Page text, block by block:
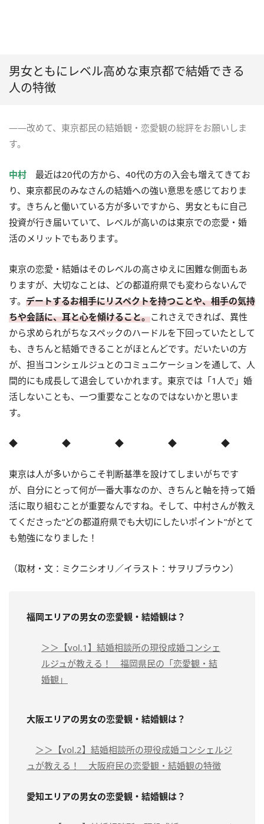
男女ともにレベル高めな東京都で結婚できる
人の特徴
――改めて、東京都民の結婚観・恋愛観の総評をお願いしま
す。
中村 最近は20代の方から、40代の方の入会も増えてきてお
り、東京都民のみなさんの結婚への強い意思を感じておりま
す。きちんと働いている方が多いですから、男女ともに自己
投資が行き届いていて、レベルが高いのは東京での恋愛・婚
活のメリットでもあります。
東京の恋愛・結婚はそのレベルの高さゆえに困難な側面もあ
りますが、大切なことは、どの都道府県でも変わらないんで
す。 デートするお相手にリスペクトを持つことや、相手の気持
ちや会話に、耳と心を傾けること。これさえできれば、異性
から求められがちなスペックのハードルを下回っていたとして
も、きちんと結婚できることがほとんどです。だいたいの方
が、担当コンシェルジュとのコミュニケーションを通して、人
間的にも成長して退会していかれます。東京では「1人で」婚
活しないことも、一つ重要なことなのではないかと思いま
す。
◆ ◆ ◆ ◆ ◆
東京は人が多いからこそ判断基準を設けてしまいがちです
が、自分にとって何が一番大事なのか、きちんと軸を持って婚
活に取り組むことが重要なんですね。そして、中村さんが教え
てくださった“どの都道府県でも大切にしたいポイント”がとて
も勉強になりました！
（取材・文：ミクニシオリ／イラスト：サヲリブラウン）
福岡エリアの男女の恋愛観・結婚観は？
＞＞【vol.1】結婚相談所の現役成婚コンシェ
ルジュが教える！ 福岡県民の「恋愛観・結
婚観」
大阪エリアの男女の恋愛観・結婚観は？
＞＞【vol.2】結婚相談所の現役成婚コンシェルジ
ュが教える！ 大阪府民の恋愛観・結婚観の特徴
愛知エリアの男女の恋愛観・結婚観は？